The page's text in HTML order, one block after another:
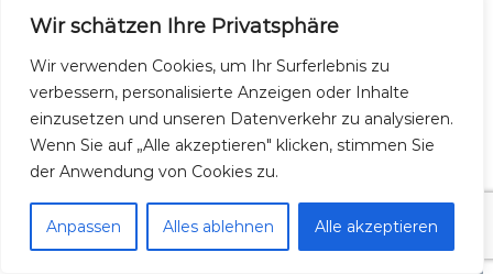
Wir schätzen Ihre Privatsphäre
Wir verwenden Cookies, um Ihr Surferlebnis zu
verbessern, personalisierte Anzeigen oder Inhalte
einzusetzen und unseren Datenverkehr zu analysieren.
Wenn Sie auf „Alle akzeptieren" klicken, stimmen Sie
der Anwendung von Cookies zu.
Anpassen Alles ablehnen Alle akzeptieren